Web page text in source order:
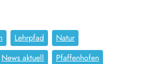
Lehrpfad
Natur
News aktuell
Pfaffenhofen